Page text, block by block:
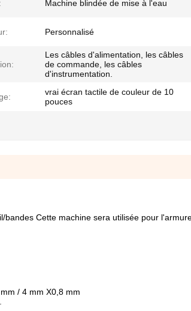
Machine blindée de mise à l'eau
Personnalisé
Les câbles d'alimentation, les câbles
de commande, les câbles
d'instrumentation.
vrai écran tactile de couleur de 10
pouces
Cette machine sera utilisée pour
/ 4 mm X0,8 mm